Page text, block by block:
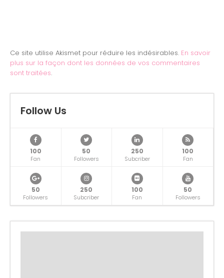
Ce site utilise Akismet pour réduire les indésirables. En savoir
plus sur la façon dont les données de vos commentaires
sont traitées.
Follow Us
100
Fan
50
Followers
250
Subcriber
100
Fan
50
Followers
250
Subcriber
100
Fan
50
Followers